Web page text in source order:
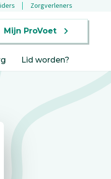
Zorgverleners
Mijn ProVoet
Lid worden?